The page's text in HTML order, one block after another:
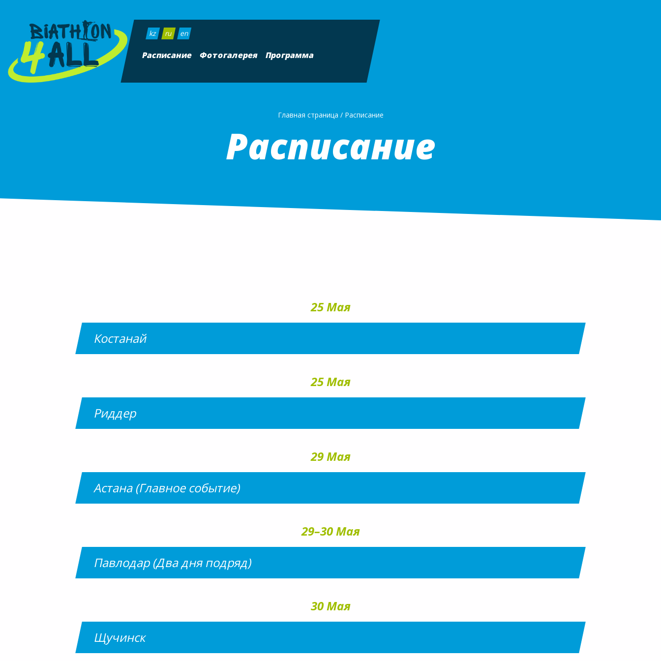
kz ru en
Расписание Фотогалерея Программа
Главная страница / Расписание
Расписание
25 Мая
Костанай
25 Мая
Риддер
29 Мая
Астана (Главное событие)
29–30 Мая
Павлодар (Два дня подряд)
30 Мая
Щучинск